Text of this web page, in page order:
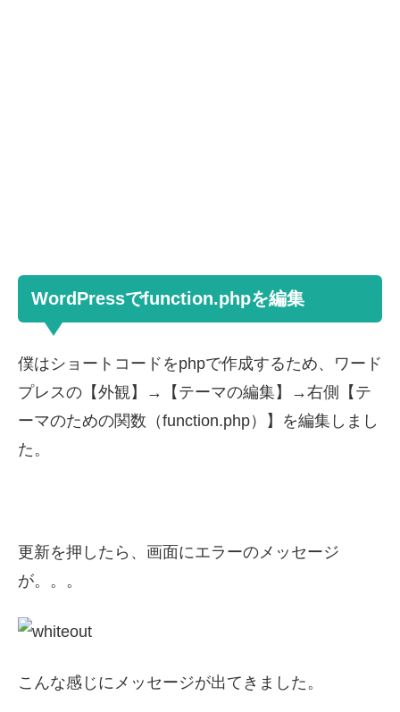
WordPressでfunction.phpを編集
僕はショートコードをphpで作成するため、ワード
プレスの【外観】→【テーマの編集】→右側【テ
ーマのための関数（function.php）】を編集しまし
た。
更新を押したら、画面にエラーのメッセージ
が。。。
こんな感じにメッセージが出てきました。